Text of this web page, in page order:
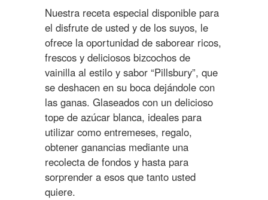
Nuestra receta especial disponible para
el disfrute de usted y de los suyos, le
ofrece la oportunidad de saborear ricos,
frescos y deliciosos bizcochos de
vainilla al estilo y sabor “Pillsbury”, que
se deshacen en su boca dejándole con
las ganas. Glaseados con un delicioso
tope de azúcar blanca, ideales para
utilizar como entremeses, regalo,
obtener ganancias mediante una
recolecta de fondos y hasta para
sorprender a esos que tanto usted
quiere.